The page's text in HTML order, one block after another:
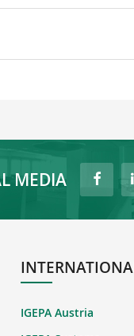
MEDIA
IGEPA Austria